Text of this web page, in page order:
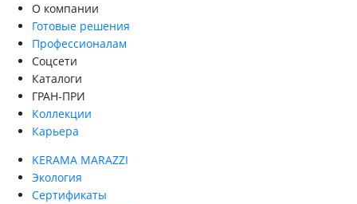
О компании
Готовые решения
Профессионалам
Соцсети
Каталоги
ГРАН-ПРИ
Коллекции
Карьера
KERAMA MARAZZI
Экология
Сертификаты